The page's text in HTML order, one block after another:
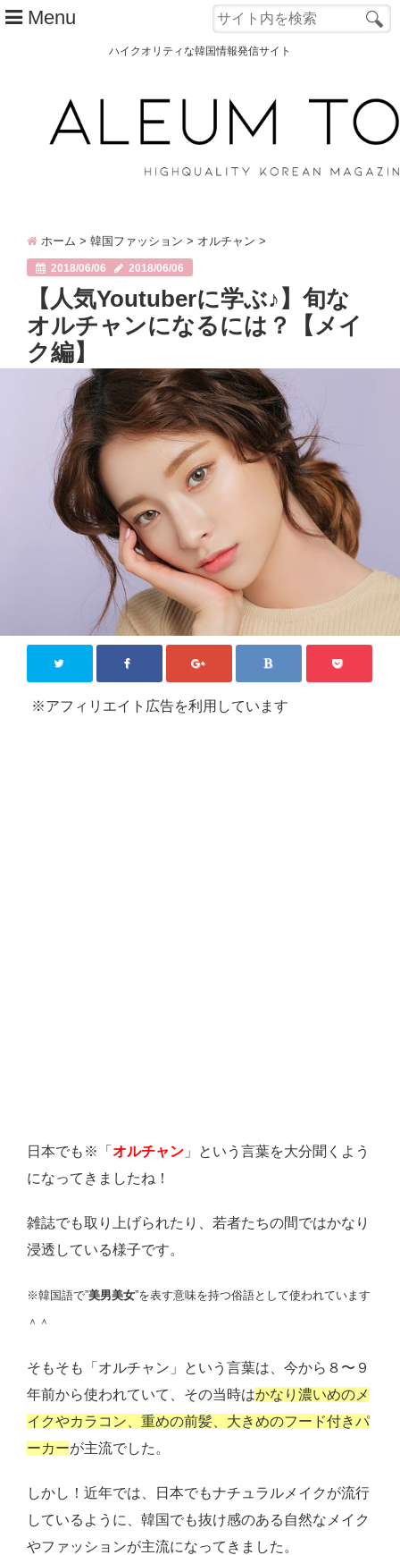
Menu
ALEUM TOWNとは？
韓国旅行
韓国 美容
オルチャン
KPOP【韓国芸能】
新大久保
その他
お問い合わせ
Close
ハイクオリティな韓国情報発信サイト
ホーム > 韓国ファッション > オルチャン >
2018/06/06 2018/06/06
【人気Youtuberに学ぶ♪】旬な
オルチャンになるには？【メイ
ク編】
※アフィリエイト広告を利用しています
日本でも※「 オルチャン 」という言葉を大分聞くよう
になってきましたね！
雑誌でも取り上げられたり、若者たちの間ではかなり
浸透している様子です。
※韓国語で”美男美女”を表す意味を持つ俗語として使われています
＾＾
そもそも「オルチャン」という言葉は、今から８〜９
年前から使われていて、その当時はかなり濃いめのメ
イクやカラコン、重めの前髪、大きめのフード付きパ
ーカーが主流でした。
しかし！近年では、日本でもナチュラルメイクが流行
しているように、韓国でも抜け感のある自然なメイク
やファッションが主流になってきました。